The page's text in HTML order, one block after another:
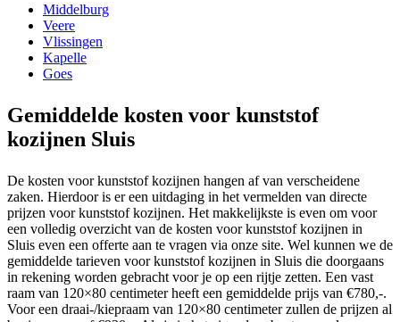
Middelburg
Veere
Vlissingen
Kapelle
Goes
Gemiddelde kosten voor kunststof
kozijnen Sluis
De kosten voor kunststof kozijnen hangen af van verscheidene
zaken. Hierdoor is er een uitdaging in het vermelden van directe
prijzen voor kunststof kozijnen. Het makkelijkste is even om voor
een volledig overzicht van de kosten voor kunststof kozijnen in
Sluis even een offerte aan te vragen via onze site. Wel kunnen we de
gemiddelde tarieven voor kunststof kozijnen in Sluis die doorgaans
in rekening worden gebracht voor je op een rijtje zetten. Een vast
raam van 120×80 centimeter heeft een gemiddelde prijs van €780,-.
Voor een draai-/kiepraam van 120×80 centimeter zullen de prijzen al